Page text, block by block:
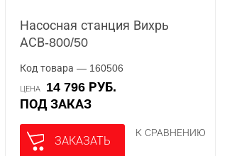
Насосная станция Вихрь
АСВ-800/50
Код товара — 160506
ЦЕНА
14 796 РУБ.
ПОД ЗАКАЗ
ЗАКАЗАТЬ
К СРАВНЕНИЮ